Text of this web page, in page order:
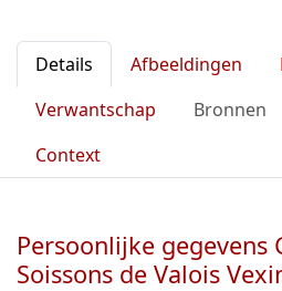
Details Afbeeldingen
Verwantschap
Bronnen
Context
Persoonlijke gegevens
Soissons de Valois